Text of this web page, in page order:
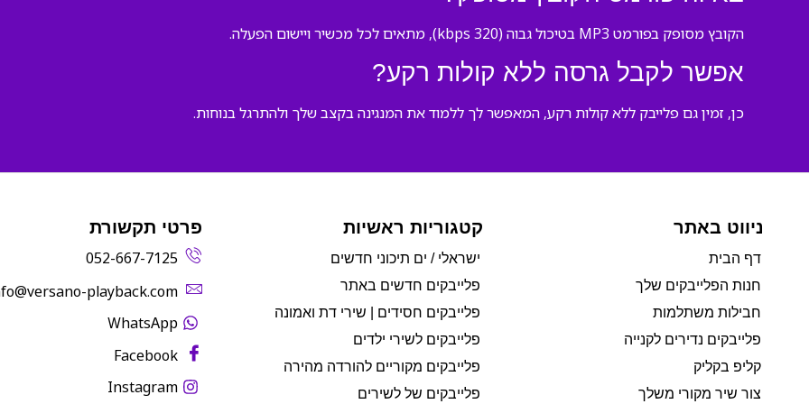
הקובץ מסופק בפורמט MP3 בטיכול גבוה (320 kbps), מתאים לכל מכשיר ויישום הפעלה.
אפשר לקבל גרסה ללא קולות רקע?
כן, זמין גם פלייבק ללא קולות רקע, המאפשר לך ללמוד את המנגינה בקצב שלך ולהתרגל בנוחות.
ניווט באתר
דף הבית
חנות הפלייבקים שלך
חבילות משתלמות
פלייבקים נדירים לקנייה
קליפ בקליק
צור שיר מקורי משלך
קטגוריות ראשיות
ישראלי / ים תיכוני חדשים
פלייבקים חדשים באתר
פלייבקים חסידים | שירי דת ואמונה
פלייבקים לשירי ילדים
פלייבקים מקוריים להורדה מהירה
פלייבקים של לשירים
פרטי תקשורת
052-667-7125
playback.com‬
WhatsApp
Facebook
Instagram